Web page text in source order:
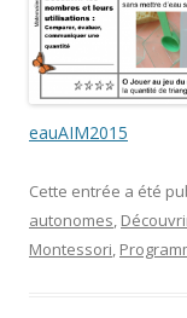
eauAIM2015
Cette entrée a été
autonomes,
Montessori,